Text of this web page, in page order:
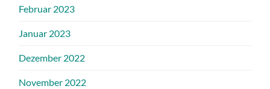
Februar 2023
Januar 2023
Dezember 2022
November 2022